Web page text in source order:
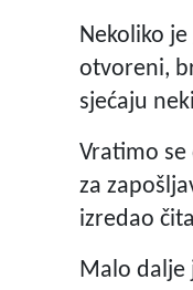
Nekoliko
otvoreni,
sjećaju
Vratimo se
za
izredao
Malo dalje